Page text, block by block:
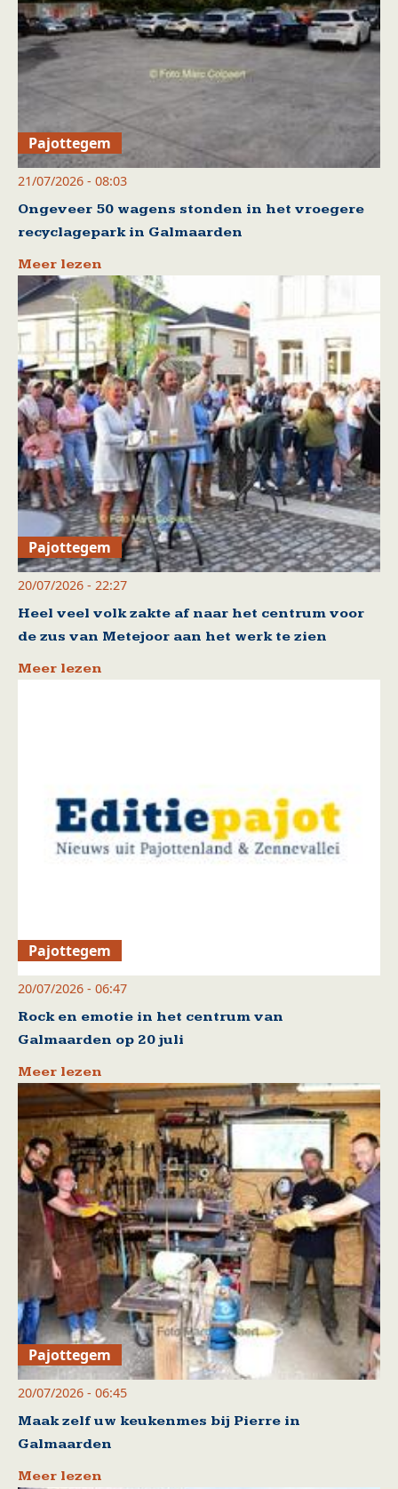
Pajottegem
21/07/2026 - 08:03
Ongeveer 50 wagens stonden in het vroegere
recyclagepark in Galmaarden
Meer lezen
Pajottegem
20/07/2026 - 22:27
Heel veel volk zakte af naar het centrum voor
de zus van Metejoor aan het werk te zien
Meer lezen
Pajottegem
20/07/2026 - 06:47
Rock en emotie in het centrum van
Galmaarden op 20 juli
Meer lezen
Pajottegem
20/07/2026 - 06:45
Maak zelf uw keukenmes bij Pierre in
Galmaarden
Meer lezen